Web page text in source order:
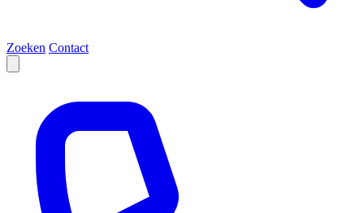
Zoeken Contact